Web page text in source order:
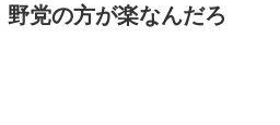
野党の方が楽なんだろ